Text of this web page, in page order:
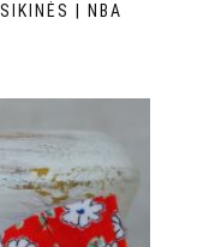
| NBA